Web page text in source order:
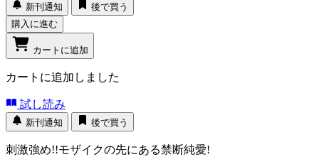
新刊通知
後で買う
購入に進む
カートに追加
カートに追加しました
試し読み
新刊通知 後で買う
刺激強め!!モザイクの先にある禁断純愛!